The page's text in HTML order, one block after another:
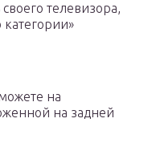
телевизора,
на
на задней